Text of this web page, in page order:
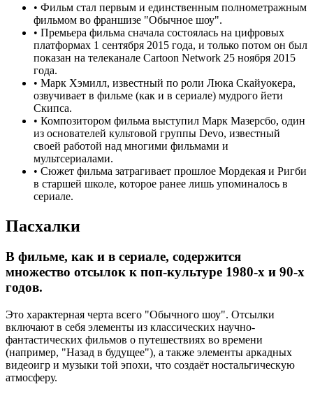
• Фильм стал первым и единственным полнометражным
фильмом во франшизе "Обычное шоу".
• Премьера фильма сначала состоялась на цифровых
платформах 1 сентября 2015 года, и только потом он был
показан на телеканале Cartoon Network 25 ноября 2015
года.
• Марк Хэмилл, известный по роли Люка Скайуокера,
озвучивает в фильме (как и в сериале) мудрого йети
Скипса.
• Композитором фильма выступил Марк Мазерсбо, один
из основателей культовой группы Devo, известный
своей работой над многими фильмами и
мультсериалами.
• Сюжет фильма затрагивает прошлое Мордекая и Ригби
в старшей школе, которое ранее лишь упоминалось в
сериале.
Пасхалки
В фильме, как и в сериале, содержится
множество отсылок к поп-культуре 1980-х и 90-х
годов.
Это характерная черта всего "Обычного шоу". Отсылки
включают в себя элементы из классических научно-
фантастических фильмов о путешествиях во времени
(например, "Назад в будущее"), а также элементы аркадных
видеоигр и музыки той эпохи, что создаёт ностальгическую
атмосферу.